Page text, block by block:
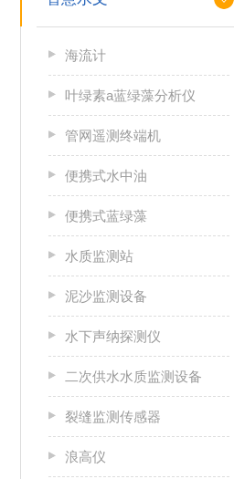
海流计
叶绿素a蓝绿藻分析仪
管网遥测终端机
便携式水中油
便携式蓝绿藻
水质监测站
泥沙监测设备
水下声纳探测仪
二次供水水质监测设备
裂缝监测传感器
浪高仪